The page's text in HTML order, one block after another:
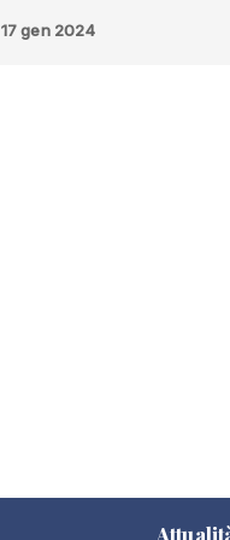
17 gen 2024